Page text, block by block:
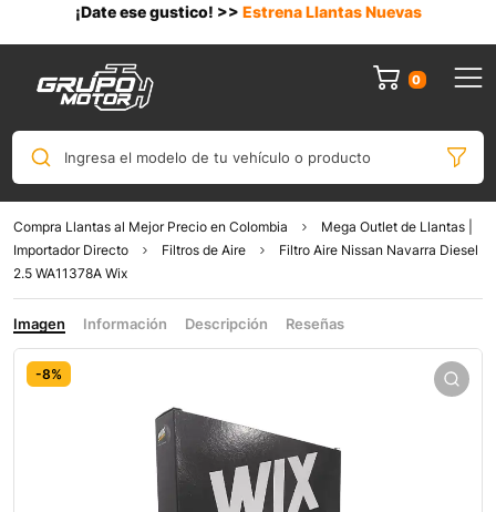
¡Date ese gustico! >> Estrena Llantas Nuevas
0
Ingresa el modelo de tu vehículo o producto
Compra Llantas al Mejor Precio en Colombia
Mega Outlet de Llantas |
Importador Directo
Filtros de Aire
Filtro Aire Nissan Navarra Diesel
2.5 WA11378A Wix
Imagen Información Descripción Reseñas
-8%